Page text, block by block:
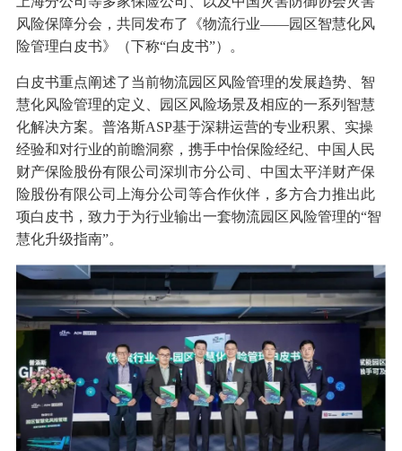
风险保障分会，共同发布了《物流行业——园区智慧化风
险管理白皮书》（下称“白皮书”）。
白皮书重点阐述了当前物流园区风险管理的发展趋势、智
慧化风险管理的定义、园区风险场景及相应的一系列智慧
化解决方案。普洛斯ASP基于深耕运营的专业积累、实操
经验和对行业的前瞻洞察，携手中怡保险经纪、中国人民
财产保险股份有限公司深圳市分公司、中国太平洋财产保
险股份有限公司上海分公司等合作伙伴，多方合力推出此
项白皮书，致力于为行业输出一套物流园区风险管理的“智
慧化升级指南”。